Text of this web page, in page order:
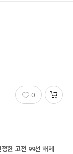
0
한 고전 99선 해제